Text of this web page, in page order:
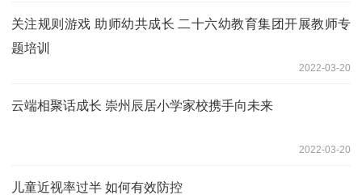
关注规则游戏 助师幼共成长 二十六幼教育集团开展教师专
题培训
2022-03-20
云端相聚话成长 崇州辰居小学家校携手向未来
2022-03-20
儿童近视率过半 如何有效防控